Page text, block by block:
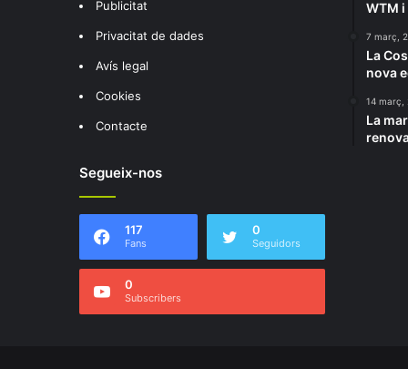
Publicitat
Privacitat de dades
Avís legal
Cookies
Contacte
Segueix-nos
117
Fans
0
Seguidors
0
Subscribers
WTM i
7 març,
La
nova
14 març,
La